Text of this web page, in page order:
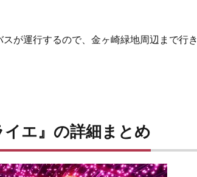
が運行するので、金ヶ崎緑地周辺まで行き
エ』の詳細まとめ